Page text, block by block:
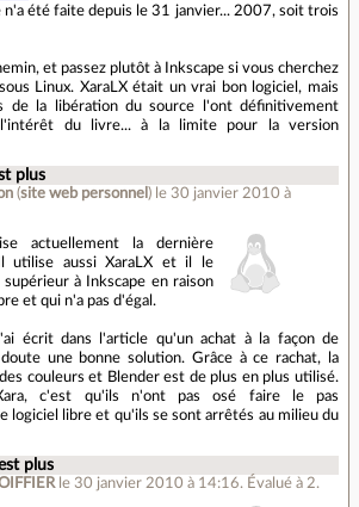
n'a été faite depuis le 31 janvier... 2007, soit trois
et passez plutôt à Inkscape si vous cherchez
Linux. XaraLX était un vrai bon logiciel, mais
de la libération du source l'ont définitivement
du livre... à la limite pour la version
plus
(site web personnel ) le 30 janvier 2010 à
actuellement la dernière
utilise aussi XaraLX et il le
à Inkscape en raison
et qui n'a pas d'égal.
écrit dans l'article qu'un achat à la façon de
une bonne solution. Grâce à ce rachat, la
couleurs et Blender est de plus en plus utilisé.
c'est qu'ils n'ont pas osé faire le pas
logiciel libre et qu'ils se sont arrêtés au milieu du
plus
le 30 janvier 2010 à 14:16. Évalué à 2.